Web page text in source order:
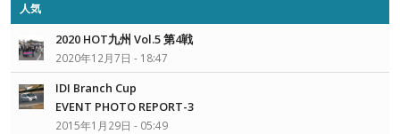
人気
2020 HOT九州 Vol.5 第4戦
2020年12月7日 - 18:47
IDI Branch Cup
EVENT PHOTO REPORT-3
2015年1月29日 - 05:49